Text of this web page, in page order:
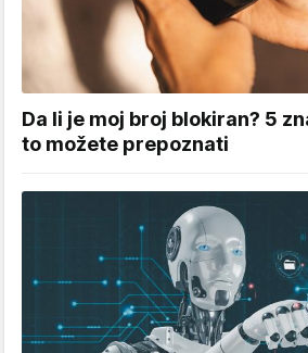
Da li je moj broj blokiran? 5
to možete prepoznati